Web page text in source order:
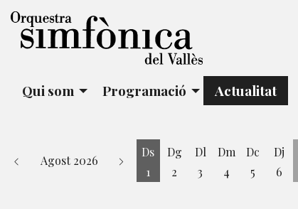
Qui som Programació Actualitat
Agost 2026
Ds
1
Dg
2
Dl
3
Dm
4
Dc
5
Dj
6